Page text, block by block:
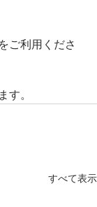
ご利用くださ
す。
すべて表示